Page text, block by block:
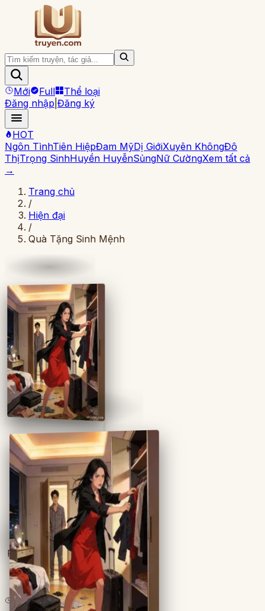
Mới Full
Thể loại
Đăng nhập Đăng ký
HOT
Ngôn TìnhTiên HiệpĐam MỹDị GiớiXuyên KhôngĐô
ThịTrọng SinhHuyền HuyễnSủngNữ CườngXem tất cả
→
Trang chủ
/
Hiện đại
/
Quà Tặng Sinh Mệnh
Full
4 lượt đọc· 8chương